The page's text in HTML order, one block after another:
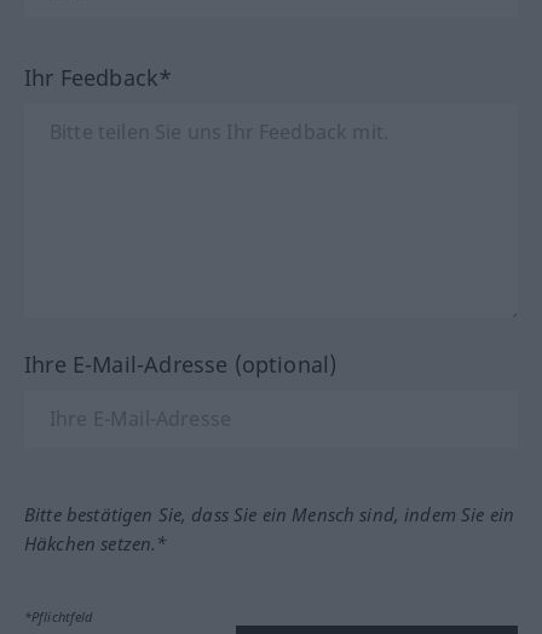
Ihr Feedback*
Ihre E-Mail-Adresse (optional)
Bitte bestätigen Sie, dass Sie ein Mensch sind, indem Sie ein
Häkchen setzen.*
*Pflichtfeld